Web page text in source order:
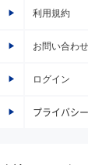
利用規約
お問い合わせ
ログイン
プライバシ